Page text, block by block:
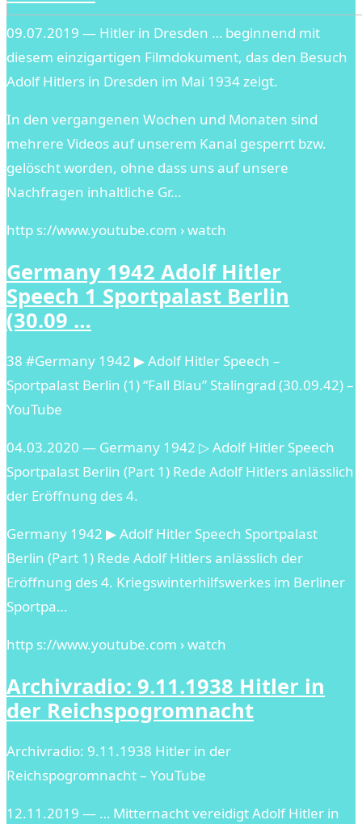
09.07.2019 — Hitler in Dresden … beginnend mit
diesem einzigartigen Filmdokument, das den Besuch
Adolf Hitlers in Dresden im Mai 1934 zeigt.
In den vergangenen Wochen und Monaten sind
mehrere Videos auf unserem Kanal gesperrt bzw.
gelöscht worden, ohne dass uns auf unsere
Nachfragen inhaltliche Gr…
http s://www.youtube.com › watch
Germany 1942 Adolf Hitler
Speech 1 Sportpalast Berlin
(30.09 …
38 #Germany 1942 ▶ Adolf Hitler Speech –
Sportpalast Berlin (1) “Fall Blau” Stalingrad (30.09.42) –
YouTube
04.03.2020 — Germany 1942 ▷ Adolf Hitler Speech
Sportpalast Berlin (Part 1) Rede Adolf Hitlers anlässlich
der Eröffnung des 4.
Germany 1942 ▶ Adolf Hitler Speech Sportpalast
Berlin (Part 1) Rede Adolf Hitlers anlässlich der
Eröffnung des 4. Kriegswinterhilfswerkes im Berliner
Sportpa…
http s://www.youtube.com › watch
Archivradio: 9.11.1938 Hitler in
der Reichspogromnacht
Archivradio: 9.11.1938 Hitler in der
Reichspogromnacht – YouTube
12.11.2019 — … Mitternacht vereidigt Adolf Hitler in